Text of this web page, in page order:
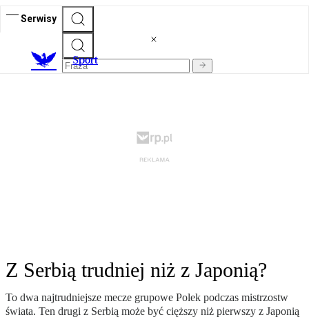
Serwisy
Sport
Z Serbią trudniej niż z Japonią?
To dwa najtrudniejsze mecze grupowe Polek podczas mistrzostw
świata. Ten drugi z Serbią może być cięższy niż pierwszy z Japonią